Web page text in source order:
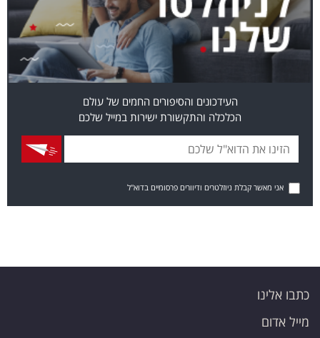
העידכונים והסיפורים החמים של עולם
הכלכלה והתקשורת ישירות במייל שלכם
אני מאשר קבלת ניוזלטרים ודיוורים פרסומיים בדוא"ל
כתבו אלינו
מייל אדום